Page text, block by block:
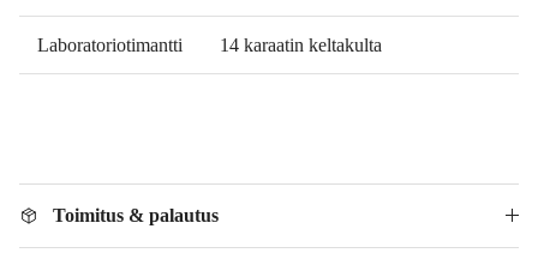
Laboratoriotimantti 14 karaatin keltakulta
Toimitus & palautus